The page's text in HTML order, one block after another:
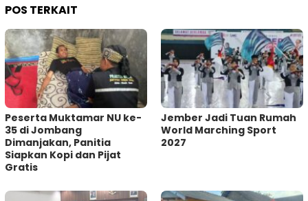
POS TERKAIT
Peserta Muktamar NU ke-
35 di Jombang
Dimanjakan, Panitia
Siapkan Kopi dan Pijat
Gratis
Jember Jadi Tuan Rumah
World Marching Sport
2027